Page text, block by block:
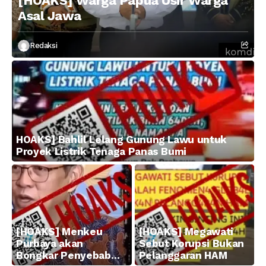
Asal Jawa
Redaksi
HOAKS] Bahlil Lelang Gunung Lawu untuk
Proyek Listrik Tenaga Panas Bumi
[HOAKS] Menkeu
Purbaya akan
Bongkar Penyebab
[HOAKS] Megawati
Sebut Korupsi Bukan
Pelanggaran HAM